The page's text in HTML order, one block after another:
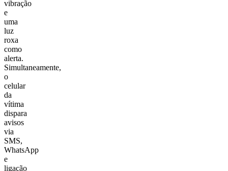
vibração
e
uma
luz
roxa
como
alerta.
Simultaneamente,
o
celular
da
vítima
dispara
avisos
via
SMS,
WhatsApp
e
ligação